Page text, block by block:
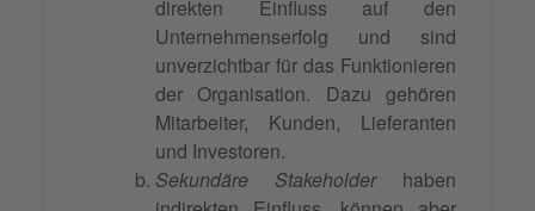
direkten Einfluss auf den
Unternehmenserfolg und sind
unverzichtbar für das Funktionieren
der Organisation. Dazu gehören
Mitarbeiter, Kunden, Lieferanten
und Investoren.
Sekundäre Stakeholderhaben